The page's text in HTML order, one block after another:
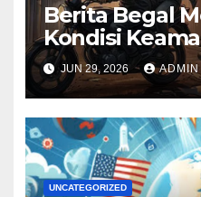
Berita Begal
Kondisi
JUN 29, 2026 ADMIN
UNCATEGORIZED